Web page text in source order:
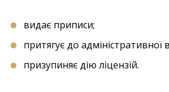
видає приписи;
притягує до адміністративної
призупиняє дію ліцензій.